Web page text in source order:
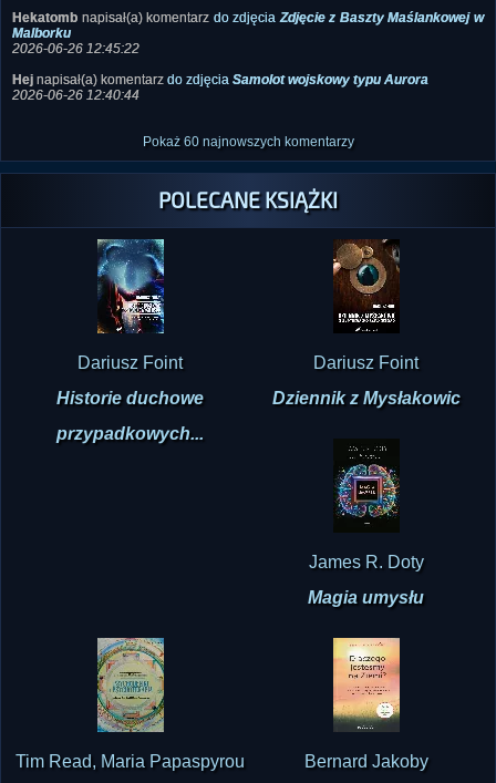
Hekatomb
napisał(a) komentarz do zdjęcia
Zdjęcie z Baszty Maślankowej w
Malborku
Hejnapisał(a) komentarz do zdjęcia
Samolot wojskowy typu Aurora
Pokaż 60 najnowszych komentarzy
POLECANE KSIĄŻKI
Dariusz Foint
Historie duchowe
przypadkowych...
Dariusz Foint
Dziennik z Mysłakowic
James R. Doty
Magia umysłu
Tim Read, Maria Papaspyrou
Bernard Jakoby